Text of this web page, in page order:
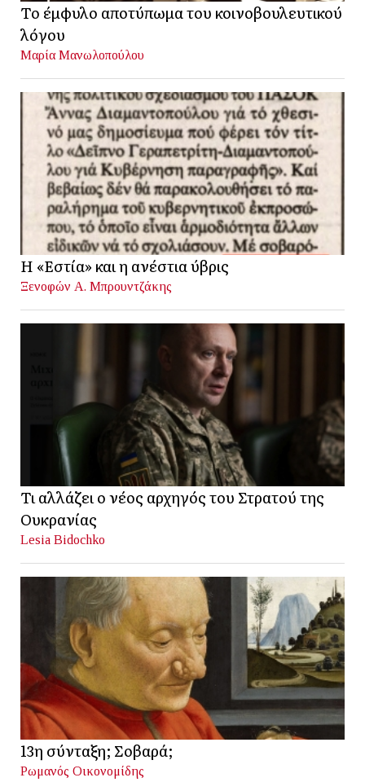
Το έμφυλο αποτύπωμα του κοινοβουλευτικού
λόγου
Μαρία Μανωλοπούλου
Η «Εστία» και η ανέστια ύβρις
Ξενοφών Α. Μπρουντζάκης
Τι αλλάζει ο νέος αρχηγός του Στρατού της
Ουκρανίας
Lesia Bidochko
13η σύνταξη; Σοβαρά;
Ρωμανός Οικονομίδης